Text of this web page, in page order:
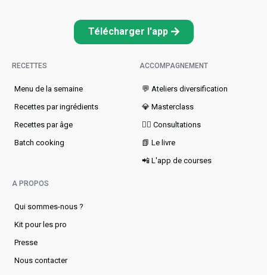
Télécharger l'app
RECETTES
Menu de la semaine​
Recettes par ingrédients
Recettes par âge
Batch cooking
ACCOMPAGNEMENT
💬 Ateliers diversification
💎 Masterclass
👩‍⚕️ Consultations
📗 Le livre
📲 L'app de courses
A PROPOS
Qui sommes-nous ?
Kit pour les pro
Presse
Nous contacter